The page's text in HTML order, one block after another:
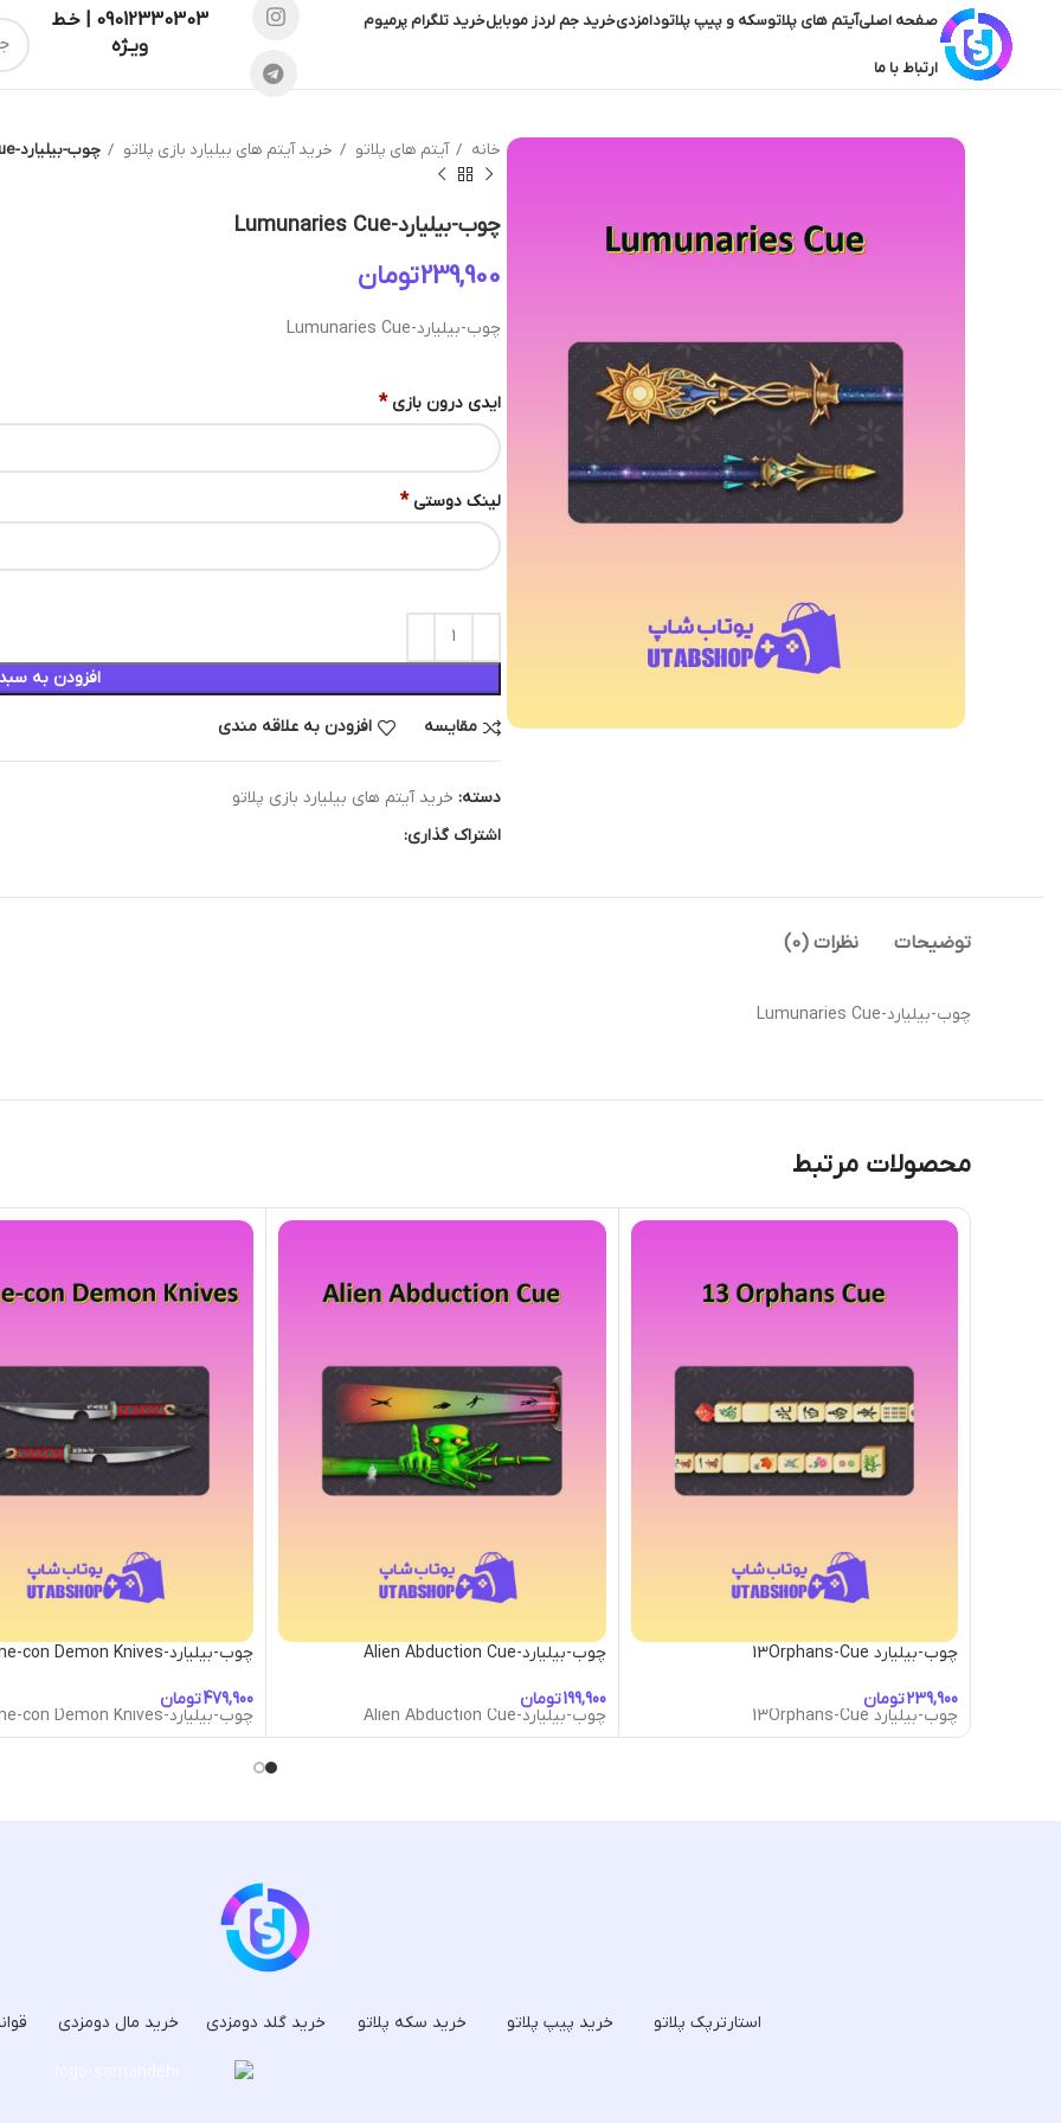
صفحه اصلیآیتم های پلاتوسکه و پیپ پلاتودامزدیخرید جم لردز موبایلخرید تلگرام پرمیوم
ارتباط با ما
09012330303 | خـط
ویـژه
خانه آیتم های پلاتو خرید آیتم های بیلیارد بازی پلاتو چوب-بیلیارد-Lumunaries Cue
چوب-بیلیارد-Lumunaries Cue
تومان
چوب-بیلیارد-Lumunaries Cue
ایدی درون بازی *
لینک دوستی *
افزودن به
مقایسه افزودن به علاقه مندی
دسته: خرید آیتم های بیلیارد بازی پلاتو
اشتراک گذاری:
توضیحات نظرات (0)
چوب-بیلیارد-Lumunaries Cue
محصولات مرتبط
چوب-بیلیارد 13Orphans-Cue
تومان
چوب-بیلیارد 13Orphans-Cue
چوب-بیلیارد-Alien Abduction Cue
تومان
چوب-بیلیارد-Alien Abduction Cue
چوب-بیلیارد-Anime-con Demon Knives
تومان
چوب-بیلیارد-Anime-con Demon Knives
استارترپک پلاتو خرید پیپ پلاتو خرید سکه پلاتو خرید گلد دومزدی خرید مال دومزدی